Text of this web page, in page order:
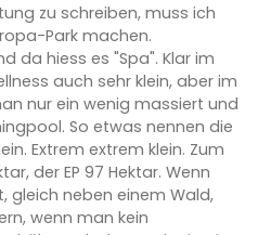
zu schreiben, muss ich
Park machen.
da hiess es "Spa". Klar im
auch sehr klein, aber im
nur ein wenig massiert und
So etwas nennen die
Extrem extrem klein. Zum
der EP 97 Hektar. Wenn
gleich neben einem Wald,
wenn man kein